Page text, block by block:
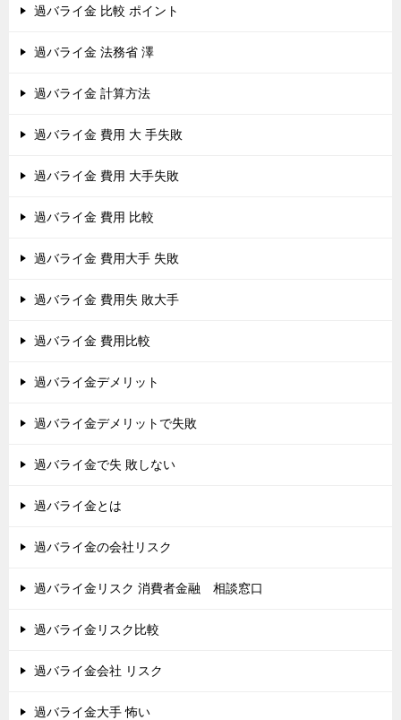
過バライ金 比較 ポイント
過バライ金 法務省 澤
過バライ金 計算方法
過バライ金 費用 大 手失敗
過バライ金 費用 大手失敗
過バライ金 費用 比較
過バライ金 費用大手 失敗
過バライ金 費用失 敗大手
過バライ金 費用比較
過バライ金デメリット
過バライ金デメリットで失敗
過バライ金で失 敗しない
過バライ金とは
過バライ金の会社リスク
過バライ金リスク 消費者金融 相談窓口
過バライ金リスク比較
過バライ金会社 リスク
過バライ金大手 怖い